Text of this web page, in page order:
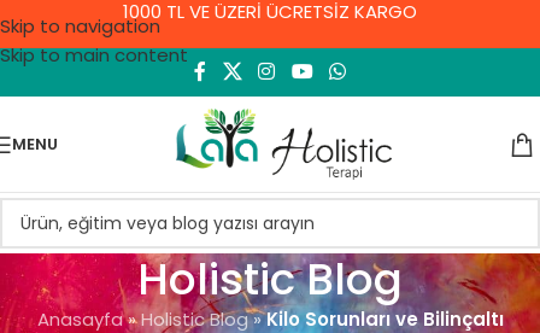
Skip to navigation
Skip to main content
1000 TL VE ÜZERİ ÜCRETSİZ KARGO
MENU
Holistic Blog
Anasayfa»Holistic Blog»Kilo Sorunları ve Bilinçaltı